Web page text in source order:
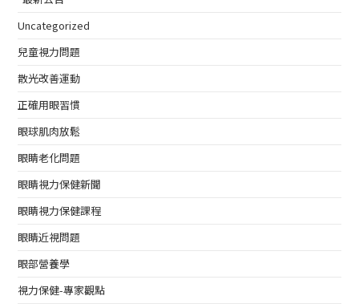
Uncategorized
兒童視力問題
散光改善運動
正確用眼習慣
眼球肌肉放鬆
眼睛老化問題
眼睛視力保健新聞
眼睛視力保健課程
眼睛近視問題
眼部營養學
視力保健-專家觀點